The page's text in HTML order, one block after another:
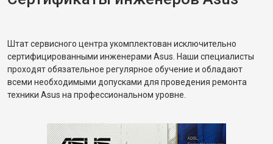
Штат сервисного центра укомплектован исключительно
сертифицированными инженерами Asus. Наши специалисты
проходят обязательное регулярное обучение и обладают
всеми необходимыми допусками для проведения ремонта
техники Asus на профессиональном уровне.